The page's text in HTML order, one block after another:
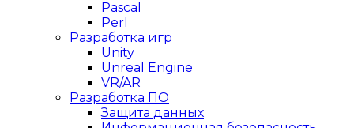
Pascal
Perl
Разработка игр
Unity
Unreal Engine
VR/AR
Разработка ПО
Защита данных